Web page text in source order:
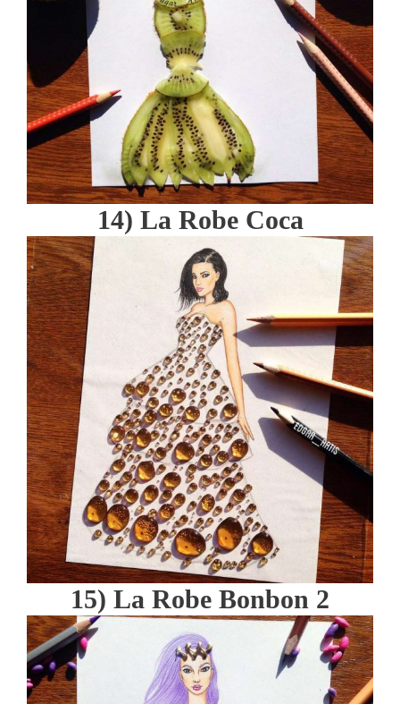
14) La Robe Coca
15) La Robe Bonbon 2